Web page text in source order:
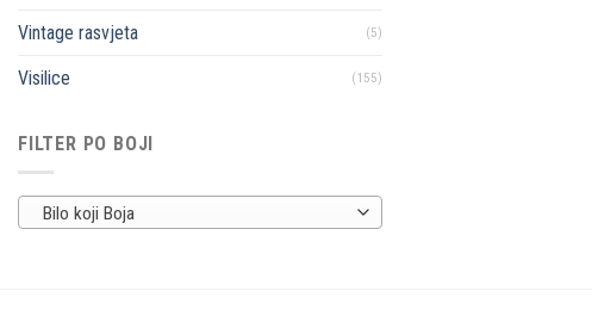
Vintage rasvjeta (5)
Visilice (155)
FILTER PO BOJI
Bilo koji Boja